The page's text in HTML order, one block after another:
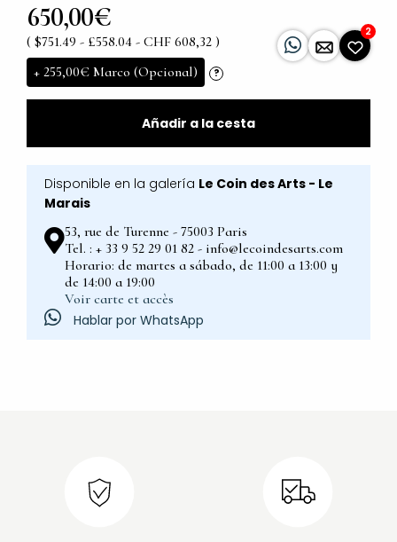
650,00€
( $751.49 - £558.04 - CHF 608,32 )
+ 255,00€ Marco (Opcional) ?
2
Añadir a la cesta
Disponible en la galería Le Coin des Arts - Le
Marais
53, rue de Turenne - 75003 Paris
Tel. : + 33 9 52 29 01 82 - info@lecoindesarts.com
Horario: de martes a sábado, de 11:00 a 13:00 y
de 14:00 a 19:00
Voir carte et accès
Hablar por WhatsApp